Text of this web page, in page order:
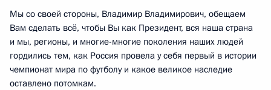
Мы со своей стороны, Владимир Владимирович, обещаем
Вам сделать всё, чтобы Вы как Президент, вся наша страна
и мы, регионы, и многие-многие поколения наших людей
гордились тем, как Россия провела у себя первый в истории
чемпионат мира по футболу и какое великое наследие
оставлено потомкам.